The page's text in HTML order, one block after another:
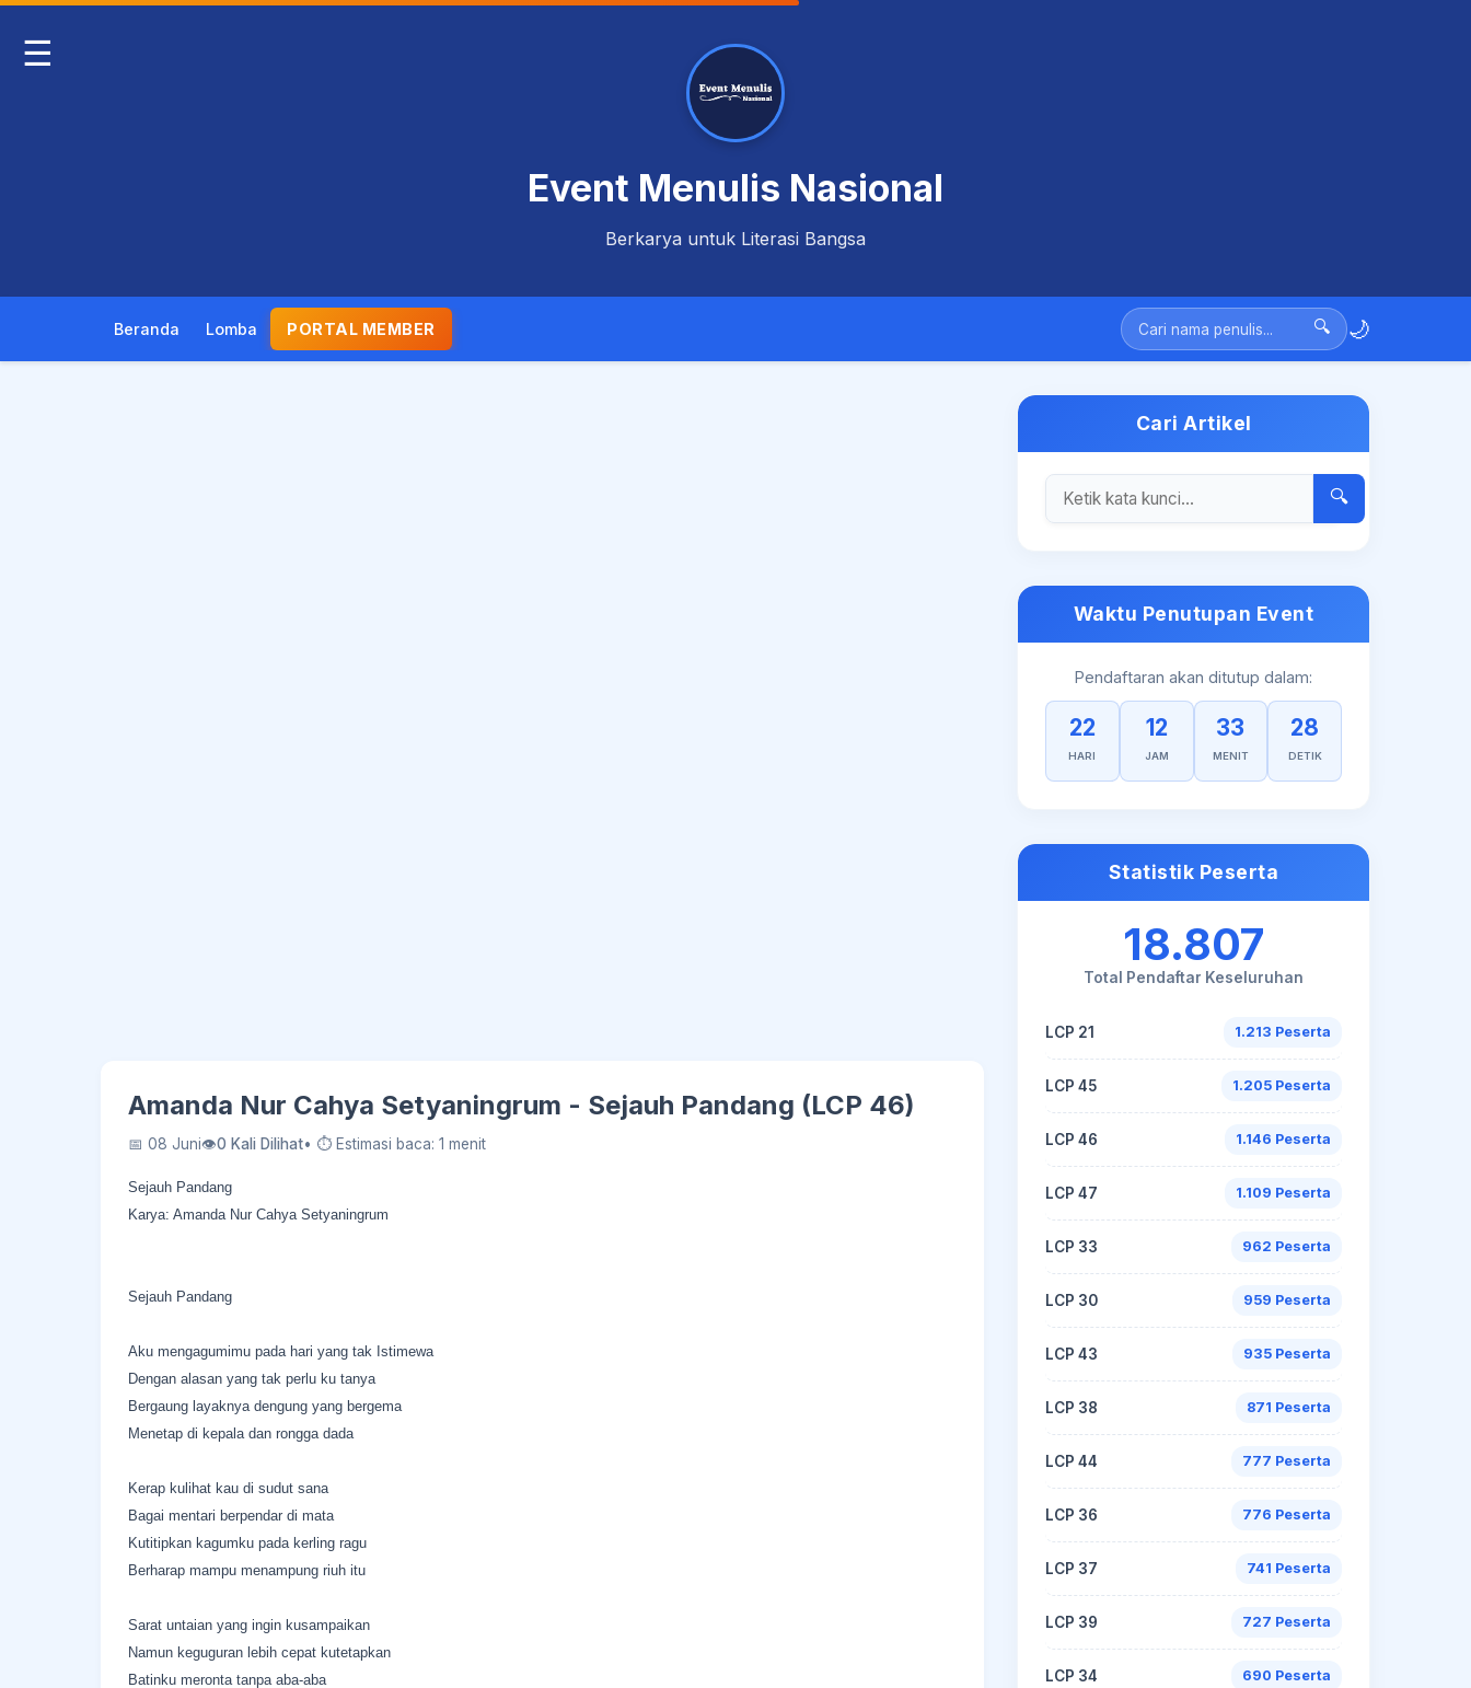
☰
Event Menulis Nasional
Berkarya untuk Literasi Bangsa
Beranda Lomba PORTAL MEMBER 🔍 🌙
Amanda Nur Cahya Setyaningrum - Sejauh Pandang (LCP 46)
📅 08 Juni👁0 Kali Dilihat• ⏱ Estimasi baca: 1 menit
Sejauh Pandang
Karya: Amanda Nur Cahya Setyaningrum
Sejauh Pandang
Aku mengagumimu pada hari yang tak Istimewa
Dengan alasan yang tak perlu ku tanya
Bergaung layaknya dengung yang bergema
Menetap di kepala dan rongga dada
Kerap kulihat kau di sudut sana
Bagai mentari berpendar di mata
Kutitipkan kagumku pada kerling ragu
Berharap mampu menampung riuh itu
Sarat untaian yang ingin kusampaikan
Namun keguguran lebih cepat kutetapkan
Batinku meronta tanpa aba-aba
Cari Artikel
🔍
Waktu Penutupan Event
Pendaftaran akan ditutup dalam:
22
HARI
12
JAM
33
MENIT
27
DETIK
Statistik Peserta
18.807
Total Pendaftar Keseluruhan
LCP 21 1.213 Peserta
LCP 45 1.205 Peserta
LCP 46 1.146 Peserta
LCP 47 1.109 Peserta
LCP 33 962 Peserta
LCP 30 959 Peserta
LCP 43 935 Peserta
LCP 38 871 Peserta
LCP 44 777 Peserta
LCP 36 776 Peserta
LCP 37 741 Peserta
LCP 39 727 Peserta
LCP 34 690 Peserta